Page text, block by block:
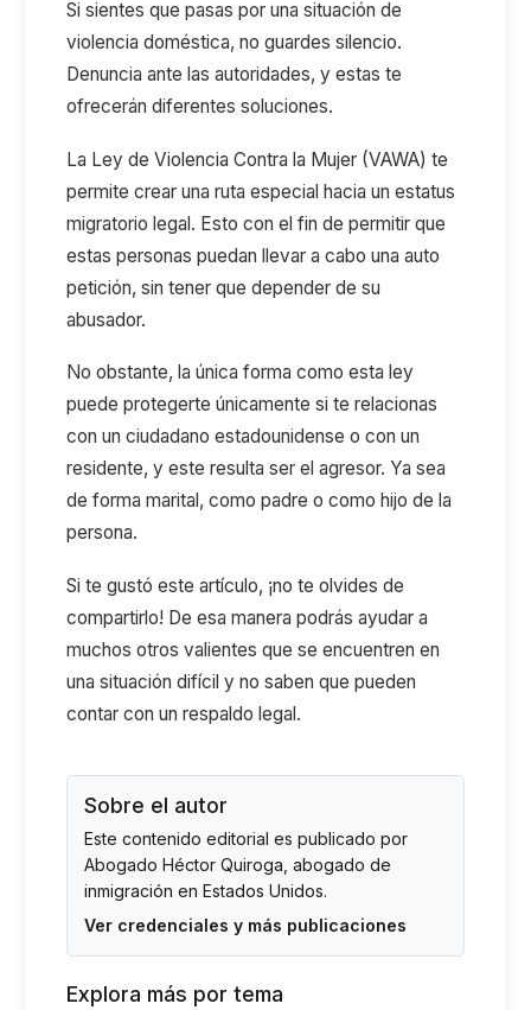
Si sientes que pasas por una situación de
violencia doméstica, no guardes silencio.
Denuncia ante las autoridades, y estas te
ofrecerán diferentes soluciones.
La Ley de Violencia Contra la Mujer (VAWA) te
permite crear una ruta especial hacia un estatus
migratorio legal. Esto con el fin de permitir que
estas personas puedan llevar a cabo una auto
petición, sin tener que depender de su
abusador.
No obstante, la única forma como esta ley
puede protegerte únicamente si te relacionas
con un ciudadano estadounidense o con un
residente, y este resulta ser el agresor. Ya sea
de forma marital, como padre o como hijo de la
persona.
Si te gustó este artículo, ¡no te olvides de
compartirlo! De esa manera podrás ayudar a
muchos otros valientes que se encuentren en
una situación difícil y no saben que pueden
contar con un respaldo legal.
Sobre el autor
Este contenido editorial es publicado por
Abogado Héctor Quiroga , abogado de
inmigración en Estados Unidos.
Ver credenciales y más publicaciones
Explora más por tema